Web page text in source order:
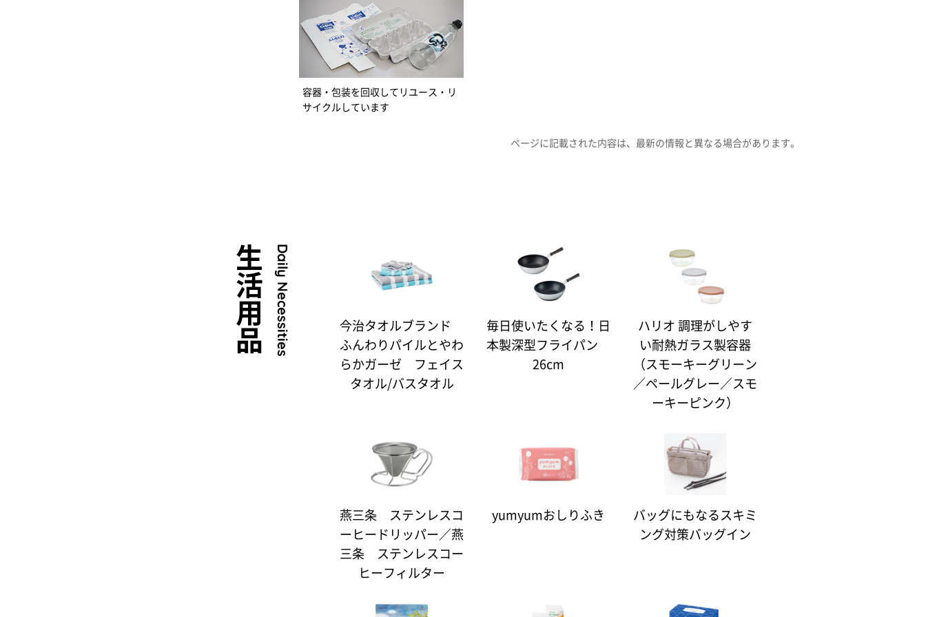
容器・包装を回収してリユース・リ
サイクルしています
ページに記載された内容は、最新の情報と異なる場合があります。
Daily Necessities
生活用品
今治タオルブランド
ふんわりパイルとやわ
らかガーゼ フェイス
タオル/バスタオル
毎日使いたくなる！日
本製深型フライパン
26cm
ハリオ 調理がしやす
い耐熱ガラス製容器
（スモーキーグリーン
／ペールグレー／スモ
ーキーピンク）
燕三条 ステンレスコ
ーヒードリッパー／燕
三条 ステンレスコー
ヒーフィルター
yumyumおしりふき
バッグにもなるスキミ
ング対策バッグイン